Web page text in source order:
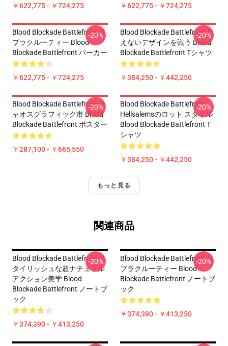
￥622,775 - ￥724,275 ￥622,775 - ￥724,275
Blood Blockade Battlefront リ
ブラクルーティー Blood
Blockade Battlefront パーカー
￥622,775 - ￥724,275
-20%
Blood Blockade Battlefront 見
えないデザインを戦う Blood
Blockade Battlefront Tシャツ
￥384,250 - ￥442,250
-20%
Blood Blockade Battlefront チ
ャオスグラフィック市 Blood
Blockade Battlefront ポスター
￥287,100 - ￥665,550
-20%
Blood Blockade Battlefront
Hellsalemsのロット スタイル
Blood Blockade Battlefront T
シャツ
￥384,250 - ￥442,250
-20%
もっと見る
関連商品
Blood Blockade Battlefront ス
タイリッシュな超ナチュラル
アクション美学 Blood
Blockade Battlefront ノートブ
ック
￥374,390 - ￥413,250
-20%
Blood Blockade Battlefront リ
ブラクルーティー Blood
Blockade Battlefront ノートブ
ック
￥374,390 - ￥413,250
-20%